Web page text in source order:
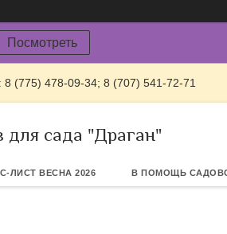
Посмотреть
(775) 478-09-34; 8 (707) 541-72-71
для сада "Драган"
ЛИСТ ВЕСНА 2026 В ПОМОЩЬ